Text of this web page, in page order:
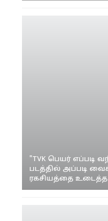
"TVK பெயர் எப்படி
படத்தில் அப்படி
ரகசியத்தை